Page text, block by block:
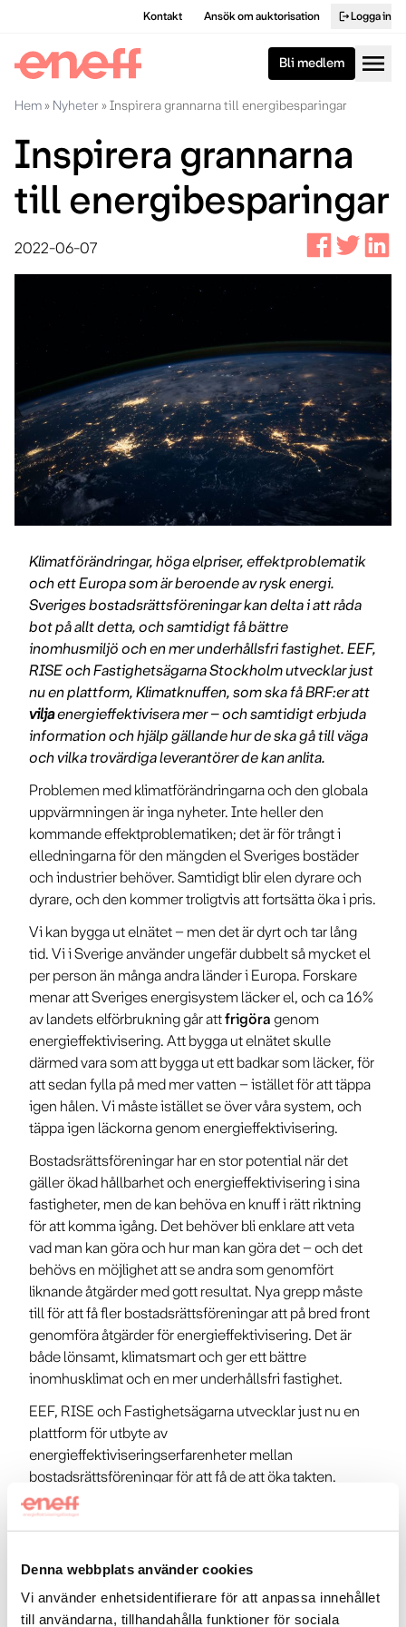
Denna webbplats använder cookies
Vi använder enhetsidentifierare för att anpassa innehållet
till användarna, tillhandahålla funktioner för sociala
Kontakt Ansök om auktorisation logoutLogga in
Bli medlem menu
Hem» Nyheter»Inspirera grannarna till energibesparingar
Inspirera grannarna
till energibesparingar
2022-06-07
Klimatförändringar, höga elpriser, effektproblematik
och ett Europa som är beroende av rysk energi.
Sveriges bostadsrättsföreningar kan delta i att råda
bot på allt detta, och samtidigt få bättre
inomhusmiljö och en mer underhållsfri fastighet. EEF,
RISE och Fastighetsägarna Stockholm utvecklar just
nu en plattform, Klimatknuffen, som ska få BRF:er att
viljaenergieffektivisera mer – och samtidigt erbjuda
information och hjälp gällande hur de ska gå till väga
och vilka trovärdiga leverantörer de kan anlita.
Problemen med klimatförändringarna och den globala
uppvärmningen är inga nyheter. Inte heller den
kommande effektproblematiken; det är för trångt i
elledningarna för den mängden el Sveriges bostäder
och industrier behöver. Samtidigt blir elen dyrare och
dyrare, och den kommer troligtvis att fortsätta öka i pris.
Vi kan bygga ut elnätet – men det är dyrt och tar lång
tid. Vi i Sverige använder ungefär dubbelt så mycket el
per person än många andra länder i Europa. Forskare
menar att Sveriges energisystem läcker el, och ca 16%
av landets elförbrukning går attfrigöragenom
energieffektivisering. Att bygga ut elnätet skulle
därmed vara som att bygga ut ett badkar som läcker, för
att sedan fylla på med mer vatten – istället för att täppa
igen hålen. Vi måste istället se över våra system, och
täppa igen läckorna genom energieffektivisering.
Bostadsrättsföreningar har en stor potential när det
gäller ökad hållbarhet och energieffektivisering i sina
fastigheter, men de kan behöva en knuff i rätt riktning
för att komma igång. Det behöver bli enklare att veta
vad man kan göra och hur man kan göra det – och det
behövs en möjlighet att se andra som genomfört
liknande åtgärder med gott resultat. Nya grepp måste
till för att få fler bostadsrättsföreningar att på bred front
genomföra åtgärder för energieffektivisering. Det är
både lönsamt, klimatsmart och ger ett bättre
inomhusklimat och en mer underhållsfri fastighet.
EEF, RISE och Fastighetsägarna utvecklar just nu en
plattform för utbyte av
energieffektiviseringserfarenheter mellan
bostadsrättsföreningar för att få de att öka takten.
Denna plattform har som syfte att få BRF:er att
energieffektivisera mer – och samtidigt erbjuda
och vilka trovärdiga leverantörer de kan anlita.